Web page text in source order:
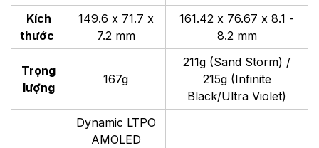
Kích
thước
149.6 x 71.7 x
7.2 mm
161.42 x 76.67 x 8.1 -
8.2 mm
Trọng
lượng
167g
211g (Sand Storm) /
215g (Infinite
Black/Ultra Violet)
Dynamic LTPO
AMOLED